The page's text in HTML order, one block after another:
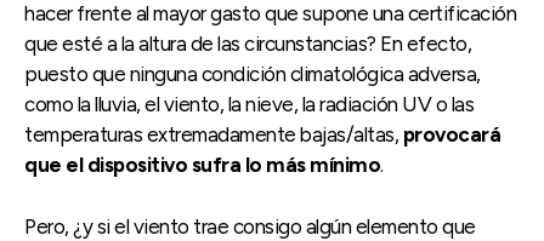
hacer frente al mayor gasto que supone una certificación
que esté a la altura de las circunstancias? En efecto,
puesto que ninguna condición climatológica adversa,
como la lluvia, el viento, la nieve, la radiación UV o las
temperaturas extremadamente bajas/altas, provocará
que el dispositivo sufra lo más mínimo.
Pero, ¿y si el viento trae consigo algún elemento que